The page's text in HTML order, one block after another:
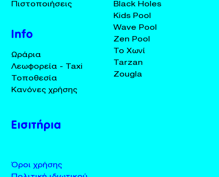
Πιστοποιήσεις
Info
Ωράρια
Λεωφορεία - Taxi
Τοποθεσία
Κανόνες χρήσης
Black Holes
Kids Pool
Wave Pool
Zen Pool
Το Χωνί
Tarzan
Zougla
Εισιτήρια
Όροι χρήσης